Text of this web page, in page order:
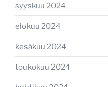
syyskuu 2024
elokuu 2024
kesäkuu 2024
toukokuu 2024